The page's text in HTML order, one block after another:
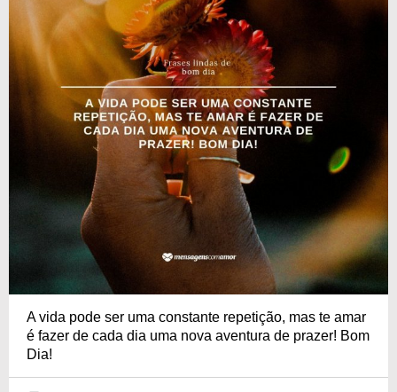
A vida pode ser uma constante repetição, mas te amar
é fazer de cada dia uma nova aventura de prazer! Bom
Dia!